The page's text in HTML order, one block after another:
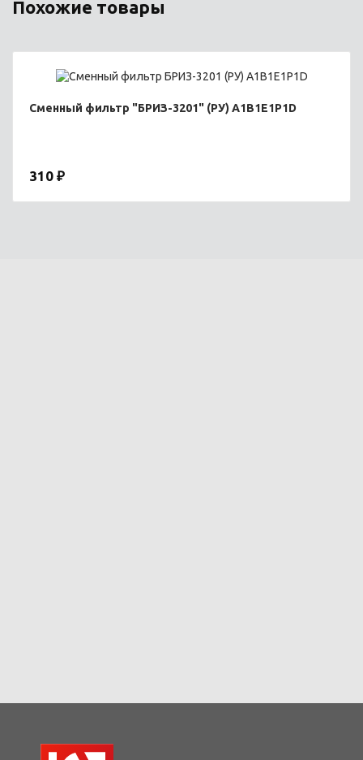
Похожие товары
Сменный фильтр "БРИЗ-3201" (РУ) А1В1Е1Р1D
310 ₽